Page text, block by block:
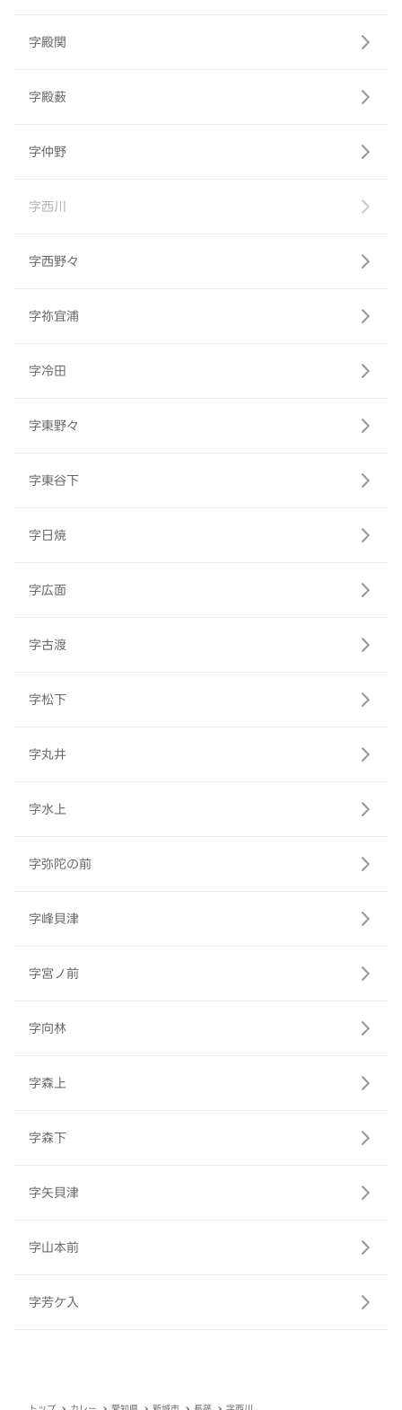
字殿関
字殿薮
字仲野
字西川
字西野々
字祢宜浦
字冷田
字東野々
字東谷下
字日焼
字広面
字古渡
字松下
字丸井
字水上
字弥陀の前
字峰貝津
字宮ノ前
字向林
字森上
字森下
字矢貝津
字山本前
字芳ケ入